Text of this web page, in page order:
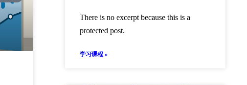
There is no excerpt because this is a
protected post.
学习课程 »